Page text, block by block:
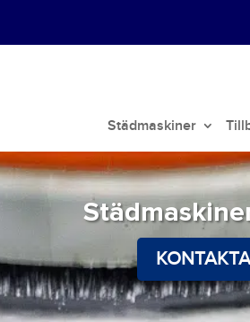
Städmaskiner